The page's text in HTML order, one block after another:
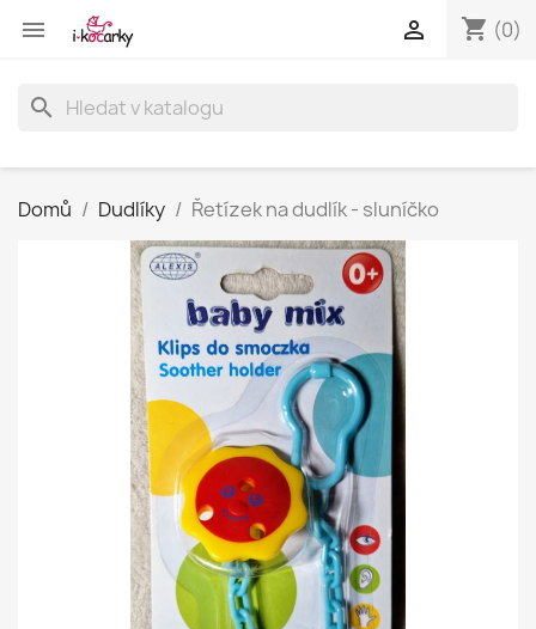
 shopping_cart (0)

search
Domů Dudlíky Řetízek na dudlík - sluníčko